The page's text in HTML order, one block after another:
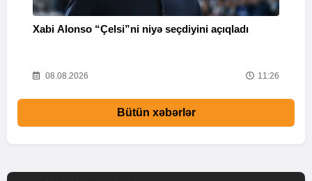
Xabi Alonso “Çelsi”ni niyə seçdiyini açıqladı
08.08.2026 11:26
Bütün xəbərlər